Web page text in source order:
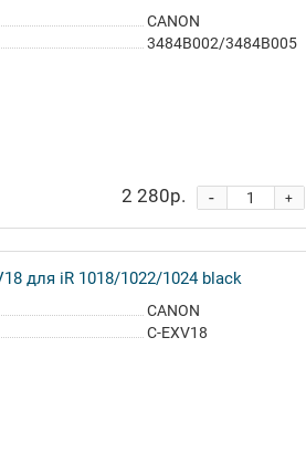
CANON
3484B002/3484B005
2 280р. +
-
для iR 1018/1022/1024 black
CANON
C-EXV18